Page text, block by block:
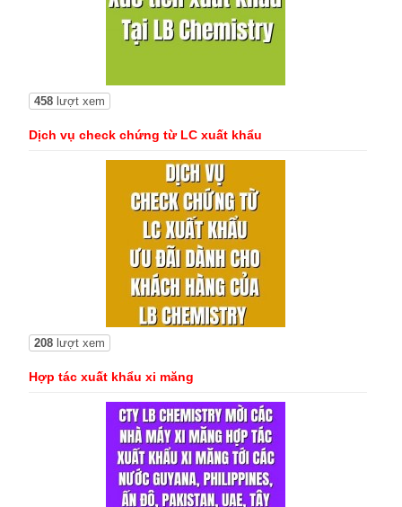
458lượt xem
Dịch vụ check chứng từ LC xuất khẩu
208lượt xem
Hợp tác xuất khẩu xi măng